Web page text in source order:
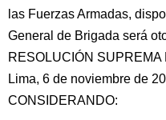
las Fuerzas Armadas,
General de Brigada será
RESOLUCIÓN SUPREMA
Lima, 6 de noviembre de
CONSIDERANDO: